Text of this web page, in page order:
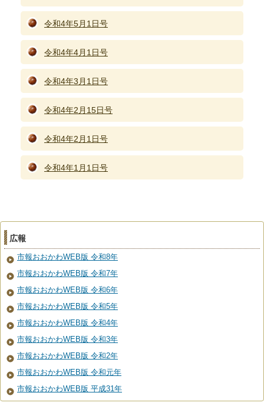
令和4年5月1日号
令和4年4月1日号
令和4年3月1日号
令和4年2月15日号
令和4年2月1日号
令和4年1月1日号
広報
市報おおかわWEB版 令和8年
市報おおかわWEB版 令和7年
市報おおかわWEB版 令和6年
市報おおかわWEB版 令和5年
市報おおかわWEB版 令和4年
市報おおかわWEB版 令和3年
市報おおかわWEB版 令和2年
市報おおかわWEB版 令和元年
市報おおかわWEB版 平成31年